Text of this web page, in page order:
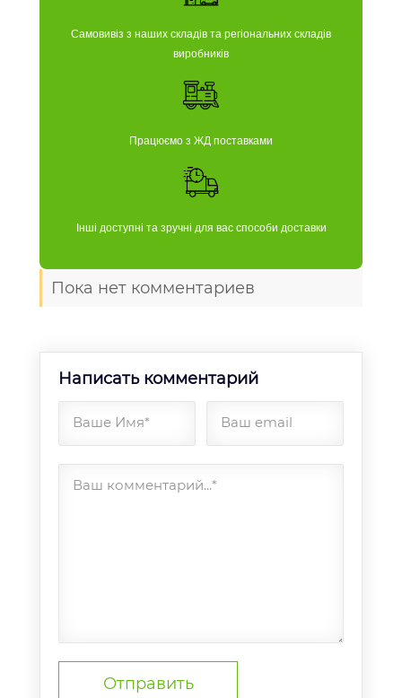
Самовивіз з наших складів та регіональних складів
виробників
Працюємо з ЖД поставками
Інші доступні та зручні для вас способи доставки
Пока нет комментариев
Написать комментарий
Ваше Имя* Ваш email
Ваш комментарий...*